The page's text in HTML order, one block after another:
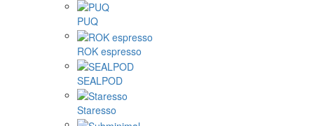
PUQ
ROK espresso
SEALPOD
Staresso